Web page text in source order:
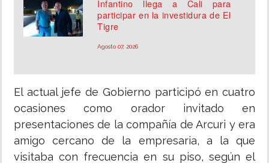
Infantino llega a Cali para
participar en la investidura de El
Tigre
Agosto 07, 2026
El actual jefe de Gobierno participó en cuatro
ocasiones como orador invitado en
presentaciones de la compañía de Arcuri y era
amigo cercano de la empresaria, a la que
visitaba con frecuencia en su piso, según el